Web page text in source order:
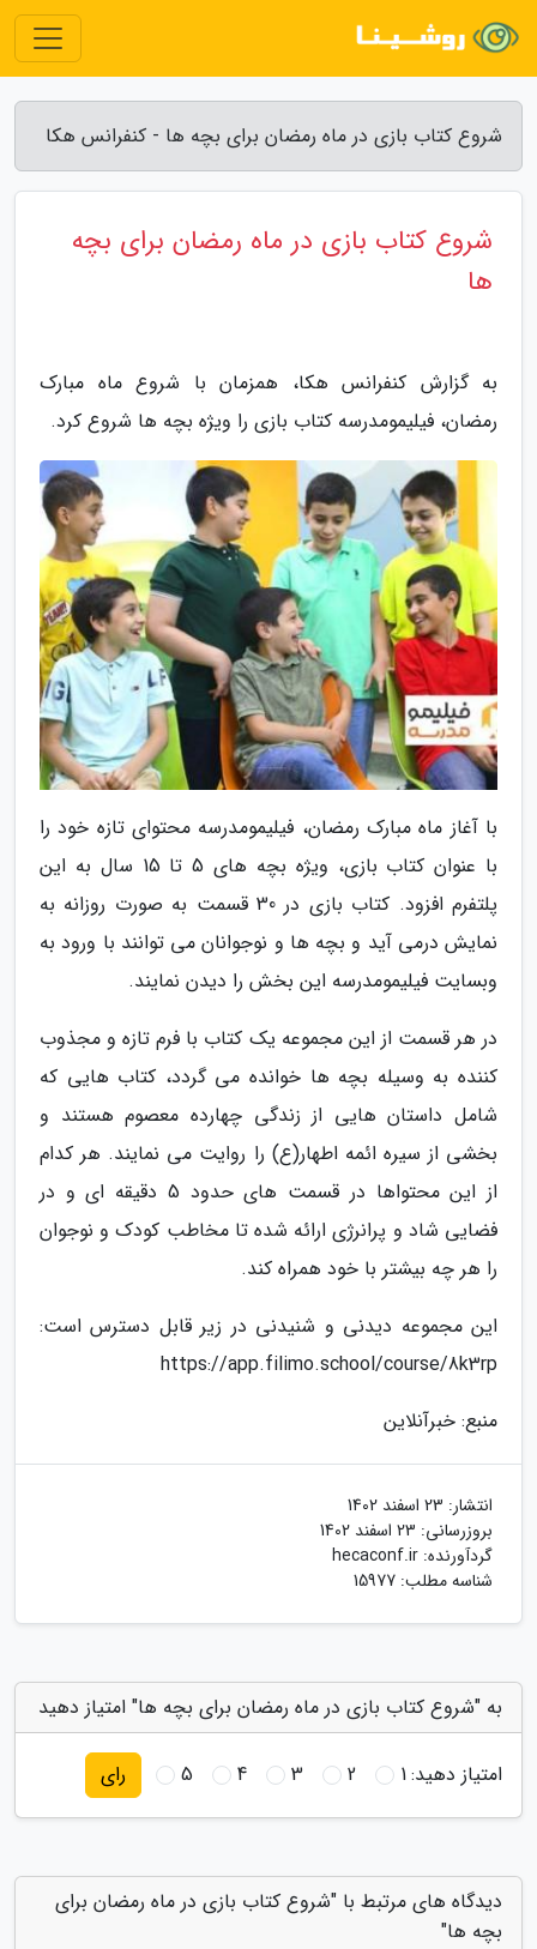
شروع کتاب بازی در ماه رمضان برای بچه ها - کنفرانس هکا
شروع کتاب بازی در ماه رمضان برای بچه
ها
به گزارش کنفرانس هکا، همزمان با شروع ماه مبارک
رمضان، فیلیمومدرسه کتاب بازی را ویژه بچه ها شروع کرد.
با آغاز ماه مبارک رمضان، فیلیمومدرسه محتوای تازه خود را
با عنوان کتاب بازی، ویژه بچه های 5 تا 15 سال به این
پلتفرم افزود. کتاب بازی در 30 قسمت به صورت روزانه به
نمایش درمی آید و بچه ها و نوجوانان می توانند با ورود به
وبسایت فیلیمومدرسه این بخش را دیدن نمایند.
در هر قسمت از این مجموعه یک کتاب با فرم تازه و مجذوب
کننده به وسیله بچه ها خوانده می گردد، کتاب هایی که
شامل داستان هایی از زندگی چهارده معصوم هستند و
بخشی از سیره ائمه اطهار(ع) را روایت می نمایند. هر کدام
از این محتواها در قسمت های حدود 5 دقیقه ای و در
فضایی شاد و پرانرژی ارائه شده تا مخاطب کودک و نوجوان
را هر چه بیشتر با خود همراه کند.
این مجموعه دیدنی و شنیدنی در زیر قابل دسترس است:
https://app.filimo.school/course/8k3rp
منبع: خبرآنلاین
انتشار: 23 اسفند 1402
بروزرسانی: 23 اسفند 1402
گردآورنده: hecaconf.ir
شناسه مطلب: 15977
به "شروع کتاب بازی در ماه رمضان برای بچه ها" امتیاز دهید
امتیاز دهید:1
2
3
4
5 رای
دیدگاه های مرتبط با "شروع کتاب بازی در ماه رمضان برای
بچه ها"